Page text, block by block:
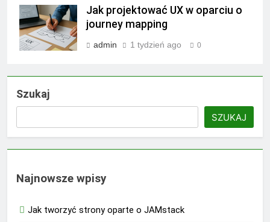
Jak projektować UX w oparciu o
journey mapping
admin 1 tydzień ago 0
Szukaj
SZUKAJ
Najnowsze wpisy
Jak tworzyć strony oparte o JAMstack